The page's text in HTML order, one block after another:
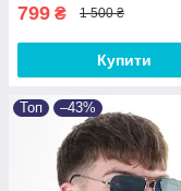
799 ₴ 1 500 ₴
Купити
Топ –43%